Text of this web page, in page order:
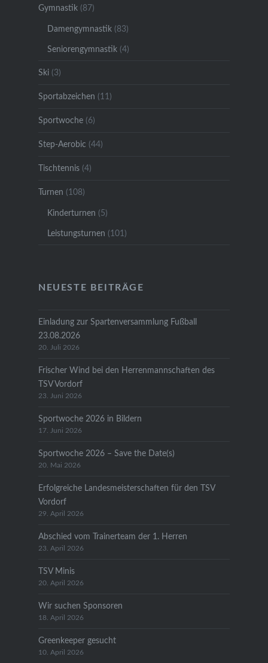
Gymnastik(87)
Damengymnastik(83)
Seniorengymnastik(4)
Ski(3)
Sportabzeichen (11)
Sportwoche(6)
Step-Aerobic (44)
Tischtennis(4)
Turnen (108)
Kinderturnen (5)
Leistungsturnen (101)
NEUESTE BEITRÄGE
Einladung zur Spartenversammlung Fußball
23.08.2026
20. Juli 2026
Frischer Wind bei den Herrenmannschaften des
TSV Vordorf
23. Juni 2026
Sportwoche 2026 in Bildern
17. Juni 2026
Sportwoche 2026 – Save the Date(s)
20. Mai 2026
Erfolgreiche Landesmeisterschaften für den TSV
Vordorf
29. April 2026
Abschied vom Trainerteam der 1. Herren
23. April 2026
TSV Minis
20. April 2026
Wir suchen Sponsoren
18. April 2026
Greenkeeper gesucht
10. April 2026